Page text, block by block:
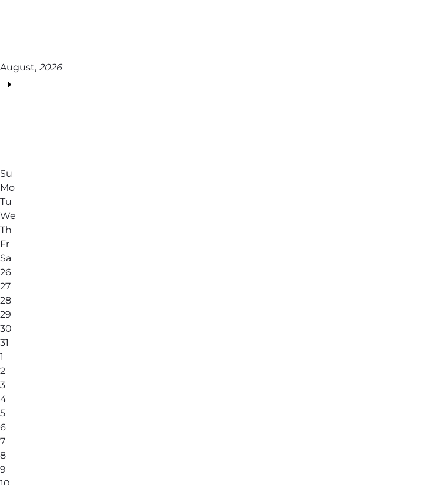
August, 2026
Su
Mo
Tu
We
Th
Fr
Sa
26
27
28
29
30
31
1
2
3
4
5
6
7
8
9